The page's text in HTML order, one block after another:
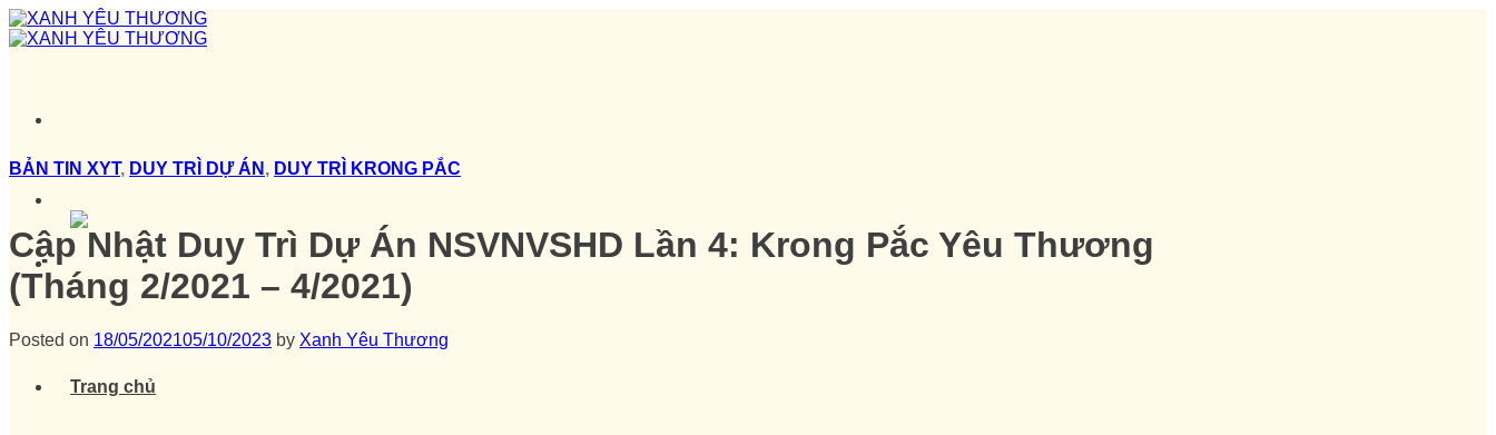
Skip
to
Trang chủ
BẢN TIN XYT, DUY TRÌ DỰ ÁN , DUY TRÌ KRONG PẮC
Cập Nhật Duy Trì Dự Án NSVNVSHD Lần 4: Krong Pắc Yêu Thương
(Tháng 2/2021 – 4/2021)
Posted on 18/05/202105/10/2023 by Xanh Yêu Thương